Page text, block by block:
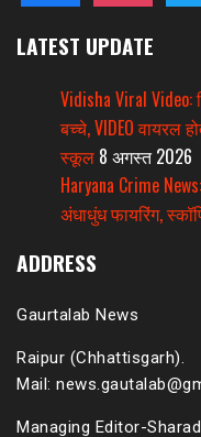
LATEST UPDATE
Vidisha Viral
बच्चे, VIDEO वायरल
स्कूल 8 अगस्त 2026
Haryana Crime
अंधाधुंध फायरिंग,
ADDRESS
Gaurtalab News
Raipur (Chhattisgarh).
Mail:
Managing Editor-